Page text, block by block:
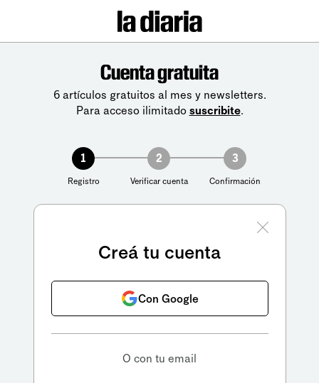
Cuenta gratuita
6 artículos gratuitos al mes y newsletters.
Para acceso ilimitado suscribite.
1
Registro
2
Verificar cuenta
3
Confirmación
Creá tu cuenta
Con Google
O con tu email